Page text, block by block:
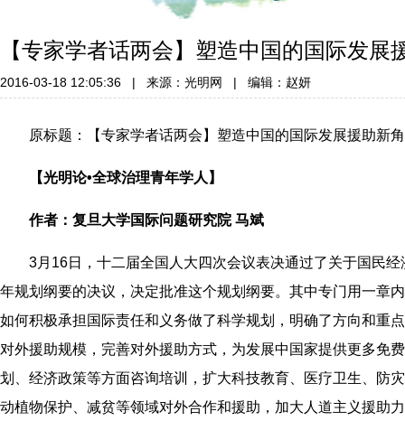
【专家学者话两会】塑造中国的国际发展
2016-03-18 12:05:36 | 来源：光明网 | 编辑：赵妍
原标题：【专家学者话两会】塑造中国的国际发展援助新
【光明论•全球治理青年学人】
作者：复旦大学国际问题研究院 马斌
3月16日，十二届全国人大四次会议表决通过了关于国民经
年规划纲要的决议，决定批准这个规划纲要。其中专门用一章
如何积极承担国际责任和义务做了科学规划，明确了方向和重
对外援助规模，完善对外援助方式，为发展中国家提供更多免
划、经济政策等方面咨询培训，扩大科技教育、医疗卫生、防
动植物保护、减贫等领域对外合作和援助，加大人道主义援助